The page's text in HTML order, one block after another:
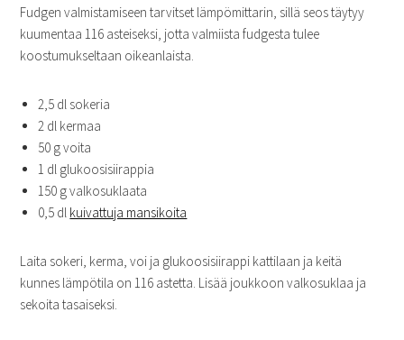
Fudgen valmistamiseen tarvitset lämpömittarin, sillä seos täytyy
kuumentaa 116 asteiseksi, jotta valmiista fudgesta tulee
koostumukseltaan oikeanlaista.
2,5 dl sokeria
2 dl kermaa
50 g voita
1 dl glukoosisiirappia
150 g valkosuklaata
0,5 dl kuivattuja mansikoita
Laita sokeri, kerma, voi ja glukoosisiirappi kattilaan ja keitä
kunnes lämpötila on 116 astetta. Lisää joukkoon valkosuklaa ja
sekoita tasaiseksi.